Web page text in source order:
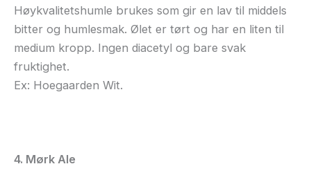
Høykvalitetshumle brukes som gir en lav til middels
bitter og humlesmak. Ølet er tørt og har en liten til
medium kropp. Ingen diacetyl og bare svak
fruktighet.
Ex: Hoegaarden Wit.
4. Mørk Ale